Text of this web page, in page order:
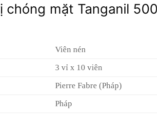
chóng mặt Tanganil
Viên nén
3 vỉ x 10 viên
Pierre Fabre (Pháp)
Pháp